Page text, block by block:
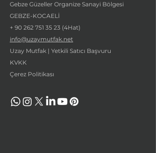
Gebze Güzeller Organize Sanayi Bölgesi
GEBZE-KOCAELİ
+ 90 262 751 35 23 (4Hat)
info@uzaymutfak.net
Uzay Mutfak | Yetkili Satıcı Başvuru
KVKK
Çerez Politikası